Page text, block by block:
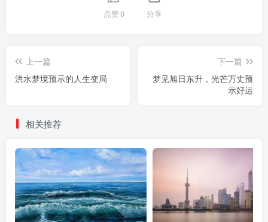
点赞0 分享
上一篇
洪水梦境预示的人生变局
下一篇
梦见旭日东升，光芒万丈预
示好运
相关推荐